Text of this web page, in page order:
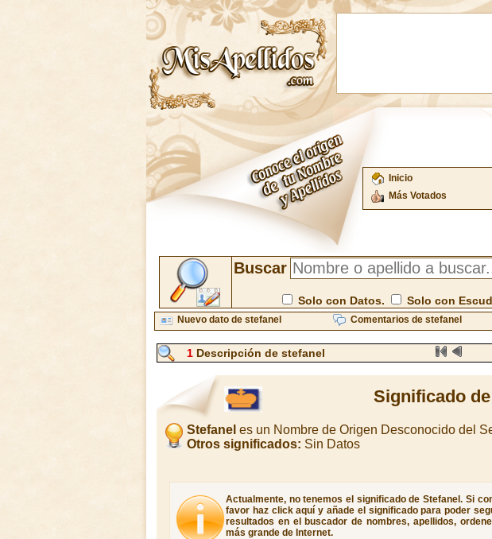
Inicio
Más Votados
Buscar
Solo con Datos. Solo con
Nuevo dato de stefanel Comentarios de stefanel
1Descripción de stefanel
Significado
Stefanel es un Nombre de Origen Desconocido del
Otros significados: Sin Datos
Actualmente, no tenemos el significado de Stefanel. Si
favor haz click aquí y añade el significado para poder
resultados en el buscador de nombres, apellidos,
más grande de Internet.